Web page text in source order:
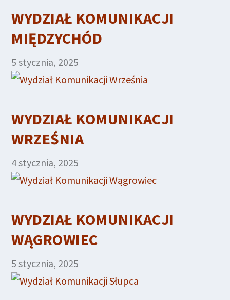
WYDZIAŁ KOMUNIKACJI
MIĘDZYCHÓD
5 stycznia, 2025
WYDZIAŁ KOMUNIKACJI
WRZEŚNIA
4 stycznia, 2025
WYDZIAŁ KOMUNIKACJI
WĄGROWIEC
5 stycznia, 2025